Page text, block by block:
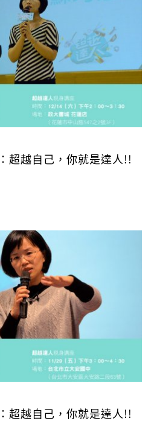
超越自己，你就是達人!!
超越自己，你就是達人!!